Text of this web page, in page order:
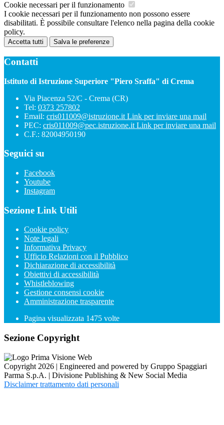
Cookie necessari per il funzionamento
I cookie necessari per il funzionamento non possono essere
disabilitati. È possibile consultare l'elenco nella pagina della cookie
policy.
Accetta tutti Salva le preferenze
Contatti
Istituto di Istruzione Superiore "Piero Sraffa" di Crema
Via Piacenza 52/C - Crema (CR)
Tel: 0373 257802
Email: cris011009@istruzione.it Link per inviare una mail
PEC: cris011009@pec.istruzione.it Link per inviare una mail
C.F.: 82004950190
Seguici su
Facebook
Youtube
Instagram
Sezione Link Utili
Cookie policy
Note legali
Informativa Privacy
Ufficio Relazioni con il Pubblico
Dichiarazione di accessibilità
Obiettivi di accessibilità
Whistleblowing
Gestione consensi cookie
Amministrazione trasparente
Pagina visualizzata 1475 volte
Sezione Copyright
Copyright 2026 | Engineered and powered by Gruppo Spaggiari
Parma S.p.A. | Divisione Publishing & New Social Media
Disclaimer trattamento dati personali